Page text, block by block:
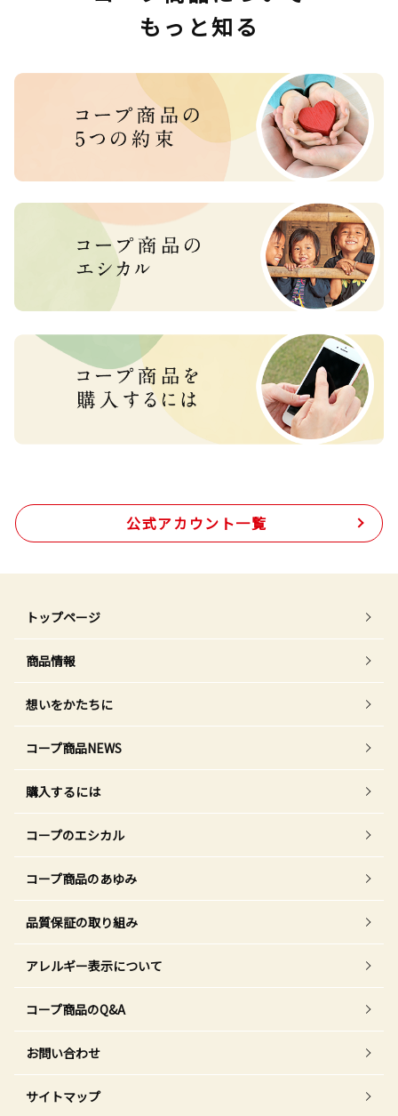
もっと知る
公式アカウント一覧
トップページ
商品情報
想いをかたちに
コープ商品NEWS
購入するには
コープのエシカル
コープ商品のあゆみ
品質保証の取り組み
アレルギー表示について
コープ商品のQ&A
お問い合わせ
サイトマップ